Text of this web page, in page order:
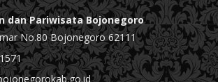
dan Pariwisata Bojonegoro
No.80 Bojonegoro 62111